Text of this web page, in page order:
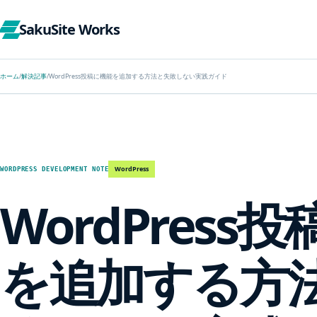
SakuSite Works
ホーム/解決記事/WordPress投稿に機能を追加する方法と失敗しない実践ガイド
WORDPRESS DEVELOPMENT NOTE WordPress
WordPress投
を追加する方